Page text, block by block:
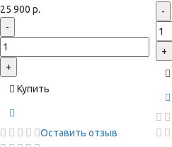
25 900 р.
-
+
Купить
Оставить отзыв
-
+